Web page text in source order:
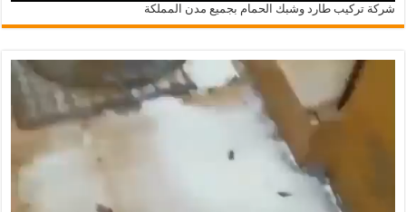
شركة تركيب طارد وشبك الحمام بجميع مدن المملكة